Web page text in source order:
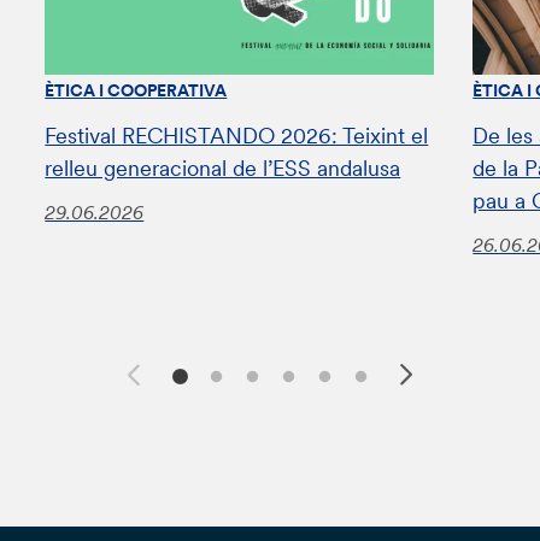
ÈTICA I COOPERATIVA
Festival RECHISTANDO 2026: Teixint el
relleu generacional de l’ESS andalusa
29.06.2026
ÈTICA I
De les
de la
pau a